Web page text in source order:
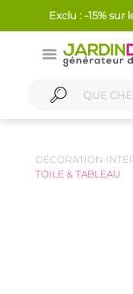
Exclu : -15% sur
DÉCORATION
TOILE & TABLEAU